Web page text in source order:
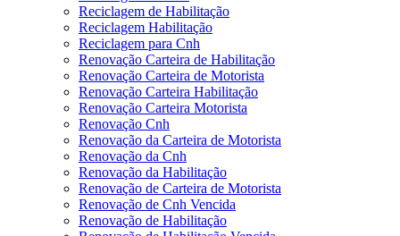
Reciclagem de Habilitação
Reciclagem Habilitação
Reciclagem para Cnh
Renovação Carteira de Habilitação
Renovação Carteira de Motorista
Renovação Carteira Habilitação
Renovação Carteira Motorista
Renovação Cnh
Renovação da Carteira de Motorista
Renovação da Cnh
Renovação da Habilitação
Renovação de Carteira de Motorista
Renovação de Cnh Vencida
Renovação de Habilitação